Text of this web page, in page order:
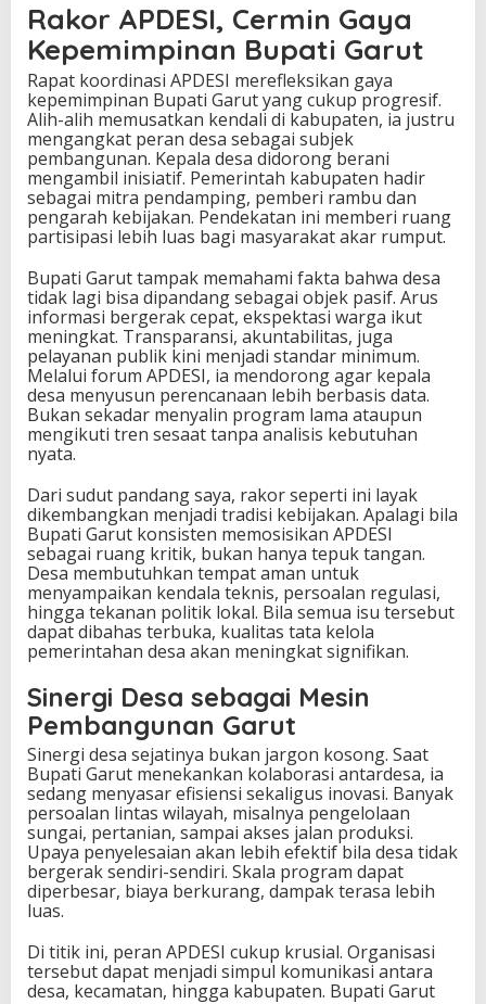
Rakor APDESI, Cermin Gaya
Kepemimpinan Bupati Garut
Rapat koordinasi APDESI merefleksikan gaya
kepemimpinan Bupati Garut yang cukup progresif.
Alih-alih memusatkan kendali di kabupaten, ia justru
mengangkat peran desa sebagai subjek
pembangunan. Kepala desa didorong berani
mengambil inisiatif. Pemerintah kabupaten hadir
sebagai mitra pendamping, pemberi rambu dan
pengarah kebijakan. Pendekatan ini memberi ruang
partisipasi lebih luas bagi masyarakat akar rumput.
Bupati Garut tampak memahami fakta bahwa desa
tidak lagi bisa dipandang sebagai objek pasif. Arus
informasi bergerak cepat, ekspektasi warga ikut
meningkat. Transparansi, akuntabilitas, juga
pelayanan publik kini menjadi standar minimum.
Melalui forum APDESI, ia mendorong agar kepala
desa menyusun perencanaan lebih berbasis data.
Bukan sekadar menyalin program lama ataupun
mengikuti tren sesaat tanpa analisis kebutuhan
nyata.
Dari sudut pandang saya, rakor seperti ini layak
dikembangkan menjadi tradisi kebijakan. Apalagi bila
Bupati Garut konsisten memosisikan APDESI
sebagai ruang kritik, bukan hanya tepuk tangan.
Desa membutuhkan tempat aman untuk
menyampaikan kendala teknis, persoalan regulasi,
hingga tekanan politik lokal. Bila semua isu tersebut
dapat dibahas terbuka, kualitas tata kelola
pemerintahan desa akan meningkat signifikan.
Sinergi Desa sebagai Mesin
Pembangunan Garut
Sinergi desa sejatinya bukan jargon kosong. Saat
Bupati Garut menekankan kolaborasi antardesa, ia
sedang menyasar efisiensi sekaligus inovasi. Banyak
persoalan lintas wilayah, misalnya pengelolaan
sungai, pertanian, sampai akses jalan produksi.
Upaya penyelesaian akan lebih efektif bila desa tidak
bergerak sendiri-sendiri. Skala program dapat
diperbesar, biaya berkurang, dampak terasa lebih
luas.
Di titik ini, peran APDESI cukup krusial. Organisasi
tersebut dapat menjadi simpul komunikasi antara
desa, kecamatan, hingga kabupaten. Bupati Garut